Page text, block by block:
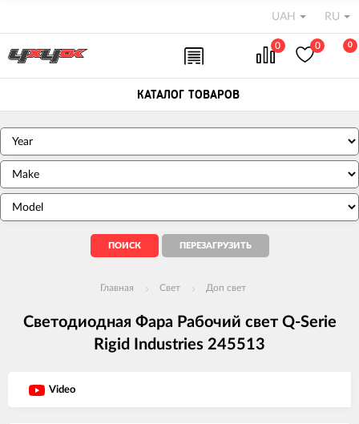
UAH RU
0 0 0
КАТАЛОГ ТОВАРОВ
Главная Свет Доп свет
Светодиодная Фара Рабочий свет Q-Serie
Rigid Industries 245513
Video